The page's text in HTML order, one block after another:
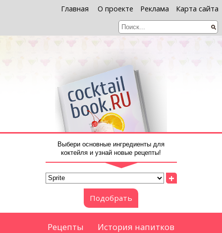
Главная О проекте Реклама Карта сайта
Выбери основные ингредиенты для
коктейля и узнай новые рецепты!
+
Подобрать
Рецепты
История напитков